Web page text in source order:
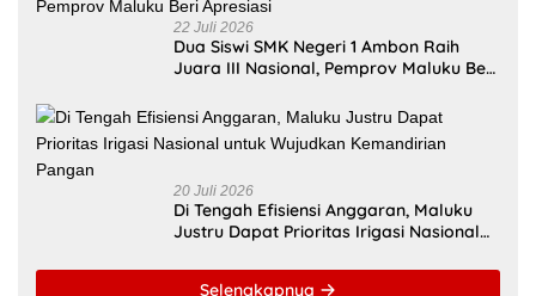
Indonesia
Ikuti akun resmi BM31NEWS di TikTok